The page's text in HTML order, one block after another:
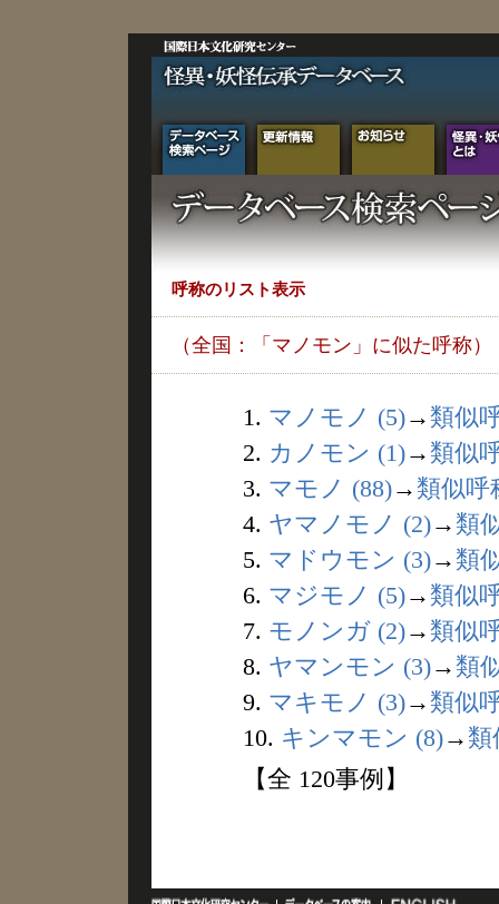
呼称のリスト表示
（全国：「マノモン」に似た呼称）
1. マノモノ (5)→ 類似
2. カノモン (1)→ 類似
3. マモノ (88)→ 類似呼
4. ヤマノモノ (2)→ 類
5. マドウモン (3)→ 類
6. マジモノ (5)→ 類似
7. モノンガ (2)→ 類似
8. ヤマンモン (3)→ 類
9. マキモノ (3)→ 類似
10. キンマモン (8)→ 類
【全 120事例】